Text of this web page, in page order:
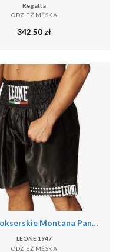
Regatta
ODZIEŻ MĘSKA
342.50zł
Szorty bokserskie Montana Pantaloncino
LEONE 1947
ODZIEŻ MĘSKA